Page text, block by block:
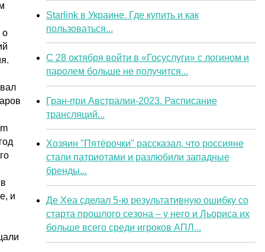
о
и
Starlink в Украине. Где купить и как
пользоваться...
С 28 октября войти в «Госуслуги» с логином и
паролем больше не получится...
Гран-при Австралии-2023. Расписание
трансляций...
Хозяин "Пятёрочки" рассказал, что россияне
стали патриотами и разлюбили западные
бренды...
Де Хеа сделал 5-ю результативную ошибку со
старта прошлого сезона – у него и Льориса их
больше всего среди игроков АПЛ...